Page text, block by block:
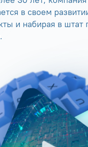
в своем
и набирая в штат